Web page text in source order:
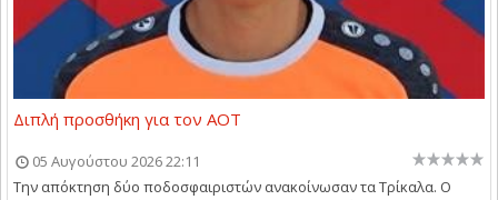
Διπλή προσθήκη για τον ΑΟΤ
05 Αυγούστου 2026 22:11
Την απόκτηση δύο ποδοσφαιριστών ανακοίνωσαν τα Τρίκαλα. Ο